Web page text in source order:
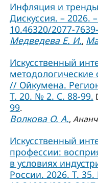
Инфляция и
Дискуссия. – 2026.
10.46320/2077-
Медведева Е. И.,
Искусственный
// Ойкумена.
Т. 20. № 2. С. 88-99.
99.
Волкова О. А.,
Искусственный
профессии:
в условиях
России. 2026. Т.